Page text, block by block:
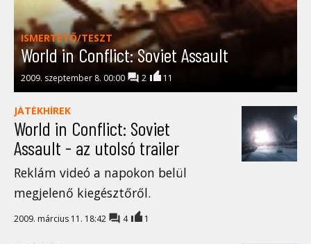
ISMERTETŐ/TESZT
World in Conflict: Soviet Assault
2009. szeptember 8. 00:00 2 11
JÁTÉKHÍREK
World in Conflict: Soviet
Assault - az utolsó trailer
Reklám videó a napokon belül
megjelenő kiegésztőről.
2009. március 11. 18:42 4 1